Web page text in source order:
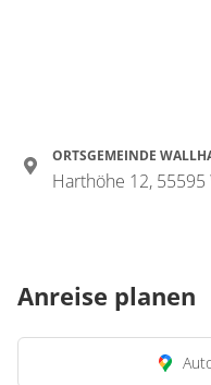
ORTSGEMEINDE
Harthöhe 12, 55595
Anreise planen